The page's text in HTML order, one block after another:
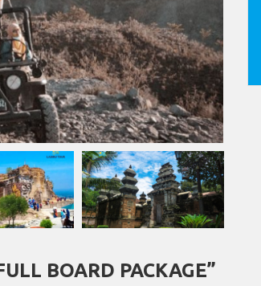
BOARD PACKAGE”